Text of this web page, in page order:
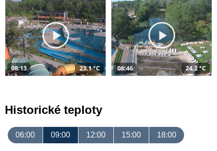
08:13 23,1 °C 08:46 24,2 °C
Historické teploty
06:00 09:00 12:00 15:00 18:00